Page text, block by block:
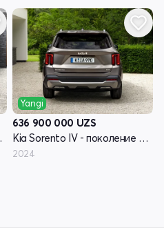
Yangi
636 900 000 UZS
Kia Sorento IV - поколение рестайлинг
2024